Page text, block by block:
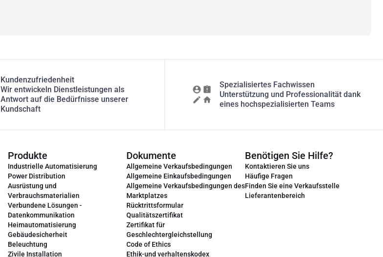
Kundenzufriedenheit
Wir entwickeln Dienstleistungen als
Antwort auf die Bedürfnisse unserer
Kundschaft
Spezialisiertes Fachwissen
Unterstützung und Professionalität dank
eines hochspezialisierten Teams
Produkte
Industrielle Automatisierung
Power Distribution
Ausrüstung und
Verbrauchsmaterialien
Verbundene Lösungen -
Datenkommunikation
Heimautomatisierung
Gebäudesicherheit
Beleuchtung
Zivile Installation
Dokumente
Allgemeine Verkaufsbedingungen
Allgemeine Einkaufsbedingungen
Allgemeine Verkaufsbedingungen des
Marktplatzes
Rücktrittsformular
Qualitätszertifikat
Zertifikat für
Geschlechtergleichstellung
Code of Ethics
Ethik-und verhaltenskodex
Benötigen Sie Hilfe?
Kontaktieren Sie uns
Häufige Fragen
Finden Sie eine Verkaufsstelle
Lieferantenbereich